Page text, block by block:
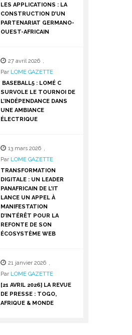
LES APPLICATIONS : LA
CONSTRUCTION D’UN
PARTENARIAT GERMANO-
OUEST-AFRICAIN
27 avril 2026 ,
Par LOME GAZETTE
BASEBALL5 : LOMÉ C
SURVOLE LE TOURNOI DE
L’INDÉPENDANCE DANS
UNE AMBIANCE
ÉLECTRIQUE
13 mars 2026 ,
Par LOME GAZETTE
TRANSFORMATION
DIGITALE : UN LEADER
PANAFRICAIN DE L’IT
LANCE UN APPEL À
MANIFESTATION
D’INTÉRÊT POUR LA
REFONTE DE SON
ÉCOSYSTÈME WEB
21 janvier 2026 ,
Par LOME GAZETTE
[21 AVRIL 2026] LA REVUE
DE PRESSE : TOGO,
AFRIQUE & MONDE